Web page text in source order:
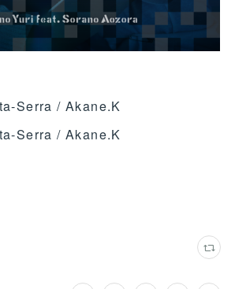
Serra / Akane.K
Serra / Akane.K